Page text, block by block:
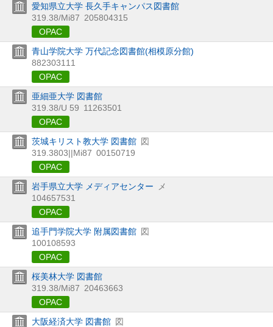
愛知県立大学 長久手キャンパス図書館
319.38/Mi87 205804315
OPAC
青山学院大学 万代記念図書館(相模原分館)
882303111
OPAC
亜細亜大学 図書館
319.38/U 59 11263501
OPAC
茨城キリスト教大学 図書館 図
319.3803||Mi87 00150719
OPAC
岩手県立大学 メディアセンター
メ
104657531
OPAC
追手門学院大学 附属図書館 図
100108593
OPAC
桜美林大学 図書館
319.38/Mi87 20463663
OPAC
大阪経済大学 図書館 図